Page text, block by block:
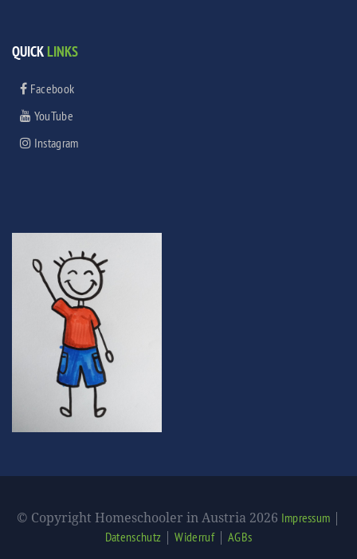
QUICKLINKS
Facebook
YouTube
Instagram
© Copyright Homeschooler in Austria 2026 Impressum |
Datenschutz |Widerruf| AGBs